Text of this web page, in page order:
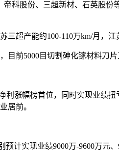
股份、三超新材、石英股份
超产能约100-110万km/月，江
5000目切割砷化镓材料刀片
涨幅榜首位，同时实现业绩
居前。
实现业绩9000万-9600万元、